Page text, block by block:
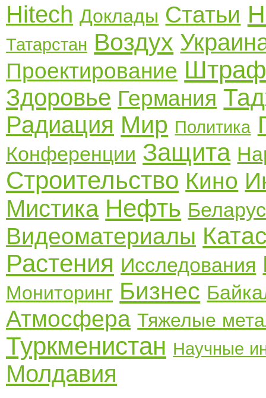
Hitech Доклады Статьи
Татарстан Воздух
Проектирование
Здоровье Германия
Радиация Мир Политика
Конференции Защита
Строительство Кино
Мистика Нефть
Видеоматериалы
Растения Исследования
Мониторинг Бизнес
Атмосфера Тяжелые
Туркменистан Научные
Молдавия